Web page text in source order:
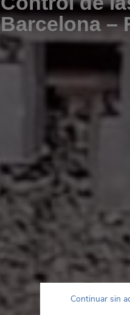
Barcelona –
Continuar sin